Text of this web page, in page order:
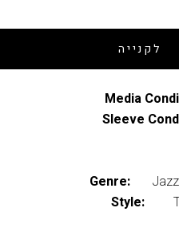
לקנייה
Media
Sleeve
Genre:
Style: